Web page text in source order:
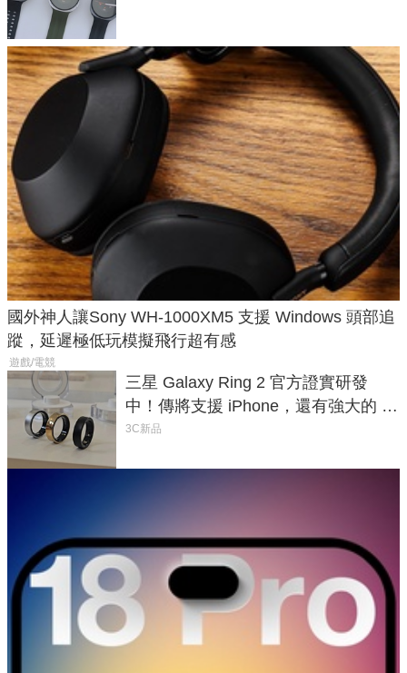
國外神人讓Sony WH-1000XM5 支援 Windows 頭部追
蹤，延遲極低玩模擬飛行超有感
遊戲/電競
三星 Galaxy Ring 2 官方證實研發
中！傳將支援 iPhone，還有強大的 AI
與智慧家電連動功能
3C新品